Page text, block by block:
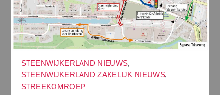
STEENWIJKERLAND NIEUWS,
STEENWIJKERLAND ZAKELIJK NIEUWS,
STREEKOMROEP